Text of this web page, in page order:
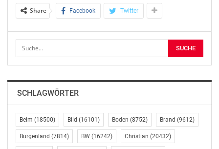
PK Kogler anl. Grüne Jahresauftakt-Klausur
Datum: 18.1.2019, um 09:30 Uhr
Ort: Town Town Büro der Wiener Grünen/Grüne
Bundespartei
Gabi Zornig
0664 8317486
presse@gruene.at
Share Facebook Twitter
SCHLAGWÖRTER
Beim (18500) Bild (16101) Boden (8752) Brand (9612)
Burgenland (7814) BW (16242) Christian (20432)